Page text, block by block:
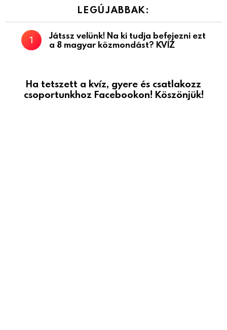
LEGÚJABBAK:
Játssz velünk! Na ki tudja befejezni ezt
a 8 magyar közmondást? KVÍZ
Ha tetszett a kvíz, gyere és csatlakozz
csoportunkhoz Facebookon! Köszönjük!